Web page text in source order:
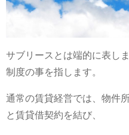
サブリースとは端的に表し
制度の事を指します。
通常の賃貸経営では、物件
と賃貸借契約を結び、